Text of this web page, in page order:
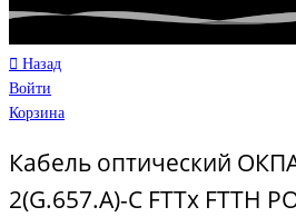
Назад
Войти
Корзина
Кабель оптический
2(G.657.А)-С FTTx FTTH